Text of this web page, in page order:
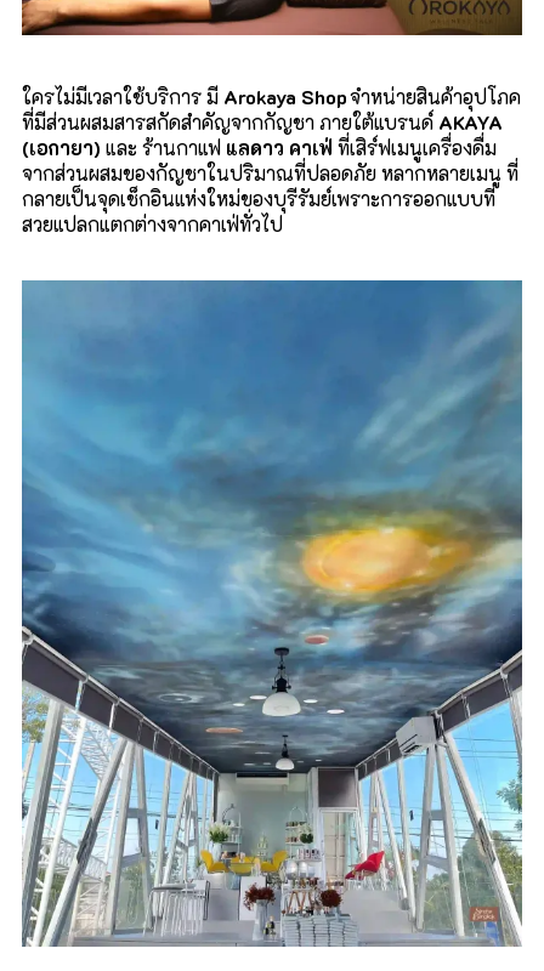
ใครไม่มีเวลาใช้บริการ มี Arokaya Shopจำหน่ายสินค้าอุปโภค
ที่มีส่วนผสมสารสกัดสำคัญจากกัญชา ภายใต้แบรนด์ AKAYA
(เอกายา) และ ร้านกาแฟ แลดาว คาเฟ่ ที่เสิร์ฟเมนูเครื่องดื่ม
จากส่วนผสมของกัญชาในปริมาณที่ปลอดภัย หลากหลายเมนู ที่
กลายเป็นจุดเช็กอินแห่งใหม่ของบุรีรัมย์เพราะการออกแบบที่
สวยแปลกแตกต่างจากคาเฟ่ทั่วไป